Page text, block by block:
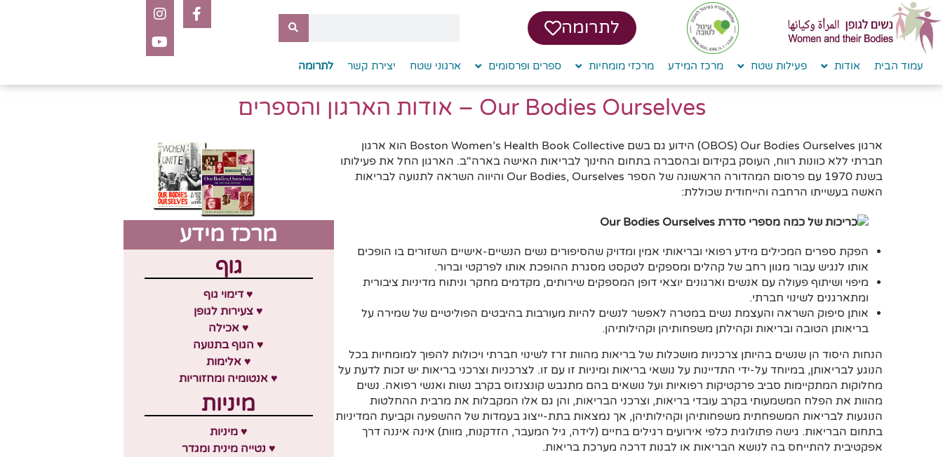
לתוכן
לתרומה
עמוד הבית אודות פעילות שטח מרכז המידע מרכזי מומחיות ספרים ופרסומים ארגוני שטח יצירת קשר לתרומה
Our Bodies Ourselves – אודות הארגון והספרים
ארגון OBOS) Our Bodies Ourselves) הידוע גם בשם Boston Women’s Health Book Collective הוא ארגון
חברתי ללא כוונות רווח, העוסק בקידום ובהסברה בתחום החינוך לבריאות האישה בארה"ב. הארגון החל את פעילותו
בשנת 1970 עם פרסום המהדורה הראשונה של הספר Our Bodies, Ourselves והיווה השראה לתנועה לבריאות
האשה בעשייתו הרחבה והייחודית שכוללת:
הפקת ספרים המכילים מידע רפואי ובריאותי אמין ומדויק שהסיפורים נשים הנשיים-אישיים השזורים בו הופכים
אותו לנגיש עבור מגוון רחב של קהלים ומספקים לטקסט מסגרת ההופכת אותו לפרקטי וברור.
מיפוי ושיתוף פעולה עם אנשים וארגונים יוצאי דופן המספקים שירותים, מקדמים מחקר וניתוח מדיניות ציבורית
ומתארגנים לשינוי חברתי.
אותן סיפוק השראה והעצמת נשים במטרה לאפשר לנשים להיות מעורבות בהיבטים הפוליטיים של שמירה על
בריאותן הטובה ובריאות וקהילתן משפחותיהן וקהילותיהן.
הנחות היסוד הן שנשים בהיותן צרכניות מושכלות של בריאות מהוות זרז לשינוי חברתי ויכולות להפוך למומחיות בכל
הנוגע לבריאותן, במיוחד על-ידי התדיינות על נושאי בריאות ומיניות זו עם זו. לצרכניות וצרכני בריאות יש זכות לדעת על
מחלוקות המתקיימות סביב פרקטיקות רפואיות ועל נושאים בהם מתגבש קונצנזוס בקרב נשות ואנשי רפואה. נשים
מהוות את הפלח המשמעותי בקרב עובדי בריאות, וצרכני הבריאות, והן גם אלו המקבלות את מרבית ההחלטות
הנוגעות לבריאות המשפחתית משפחותיהן וקהילותיהן, אך נמצאות בתת-ייצוג בעמדות של ההשפעה וקביעת המדיניות
בתחום הבריאות. גישה פתולוגית כלפי אירועים רגילים בחיים (לידה, גיל המעבר, הזדקנות, מוות) אינה איננה דרך
אפקטיבית להתייחס בה לנושא הבריאות או לבנות דרכה מערכת בריאות.
מרכז מידע
גוף
♥ דימוי גוף
♥ צעירות לגופן
♥ אכילה
♥ הגוף בתנועה
♥ אלימות
♥ אנטומיה ומחזוריות
מיניות
♥ מיניות
♥ נטייה מינית ומגדר